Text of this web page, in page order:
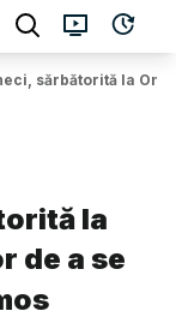
sărbătorită la
la
de a se